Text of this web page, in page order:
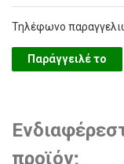
Τηλέφωνο
Παράγγειλέ το
προϊόν;